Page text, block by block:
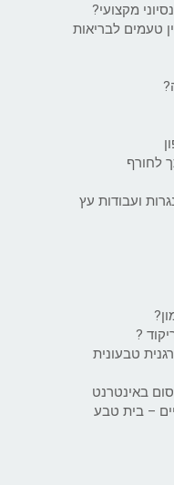
מקצועי?
טעמים לבריאות
לחורף
ועבודות עץ
?
טבעונית
באינטרנט
– בית טבע